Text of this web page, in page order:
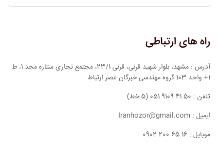
راه های ارتباطی
آدرس : مشهد، بلوار شهید قرنی، قرنی 23/1، مجتمع تجاری ستاره مجد 1، ط
1+ واحد 103 گروه مهندسی خبرگان عصر ارتباط
تلفن : 50 41 9109 051 (5 خط)
ایمیل : Iranhozor@gmail.com
موبایل : 16 65 200 0902